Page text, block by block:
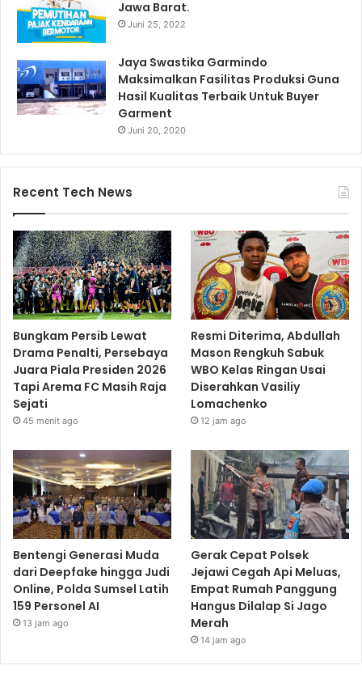
Jawa Barat.
Juni 25, 2022
Jaya Swastika Garmindo
Maksimalkan Fasilitas Produksi Guna
Hasil Kualitas Terbaik Untuk Buyer
Garment
Juni 20, 2020
Recent Tech News
Bungkam Persib Lewat
Drama Penalti, Persebaya
Juara Piala Presiden 2026
Tapi Arema FC Masih Raja
Sejati
45 menit ago
Resmi Diterima, Abdullah
Mason Rengkuh Sabuk
WBO Kelas Ringan Usai
Diserahkan Vasiliy
Lomachenko
12 jam ago
Bentengi Generasi Muda
dari Deepfake hingga Judi
Online, Polda Sumsel Latih
159 Personel AI
13 jam ago
Gerak Cepat Polsek
Jejawi Cegah Api Meluas,
Empat Rumah Panggung
Hangus Dilalap Si Jago
Merah
14 jam ago